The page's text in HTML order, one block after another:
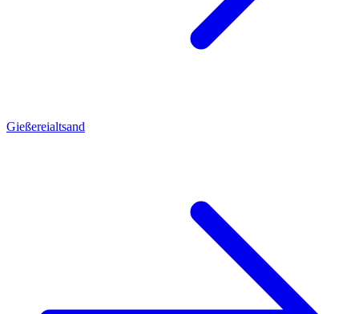
Gießereialtsand